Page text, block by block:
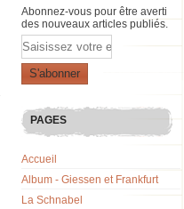
Abonnez-vous pour être averti
des nouveaux articles publiés.
Email
PAGES
Accueil
Album - Giessen et Frankfurt
La Schnabel